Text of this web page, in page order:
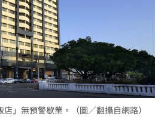
」無預警歇業。（圖／翻攝自網路）